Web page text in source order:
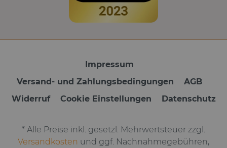
Impressum
Versand- und Zahlungsbedingungen
AGB
Widerruf
Cookie Einstellungen Datenschutz
* Alle Preise inkl. gesetzl. Mehrwertsteuer zzgl.
Versandkosten und ggf. Nachnahmegebühren,